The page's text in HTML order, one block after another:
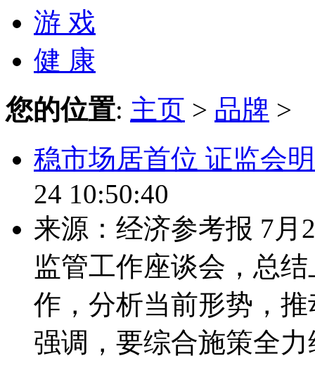
游 戏
健 康
您的位置: 主页 > 品牌 >
稳市场居首位 证监会
24 10:50:40
来源：经济参考报 7月
监管工作座谈会，总
作，分析当前形势，
强调，要综合施策全力